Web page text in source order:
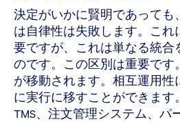
決定がいかに賢明であっても
は自律性は失敗します。これ
要ですが、これは単なる統合
のです。この区別は重要です
が移動されます。相互運用性
に実行に移すことができます
TMS、注文管理システム、パ